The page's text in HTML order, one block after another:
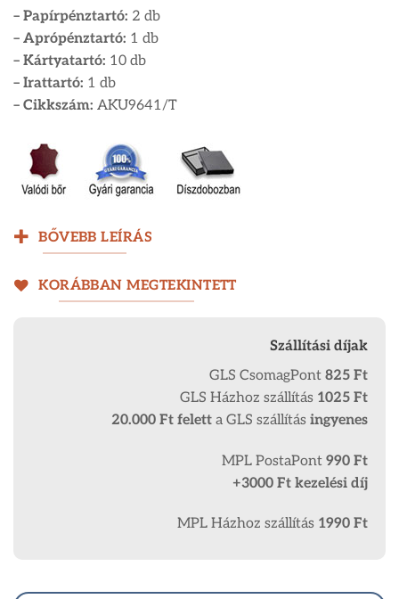
– Papírpénztartó: 2 db
– Aprópénztartó: 1 db
– Kártyatartó: 10 db
– Irattartó: 1 db
– Cikkszám: AKU9641/T
BŐVEBB LEÍRÁS
KORÁBBAN MEGTEKINTETT
Szállítási díjak
GLS CsomagPont 825 Ft
GLS Házhoz szállítás 1025 Ft
20.000 Ft felett a GLS szállítás ingyenes
MPL PostaPont 990 Ft
+3000 Ft kezelési díj
MPL Házhoz szállítás 1990 Ft